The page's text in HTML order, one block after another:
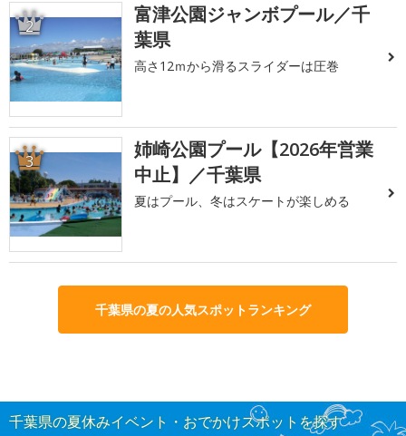
2
富津公園ジャンボプール／千
葉県
高さ12ｍから滑るスライダーは圧巻
3
姉崎公園プール【2026年営業
中止】／千葉県
夏はプール、冬はスケートが楽しめる
千葉県の夏の人気スポットランキング
千葉県の夏休みイベント・おでかけスポットを探す